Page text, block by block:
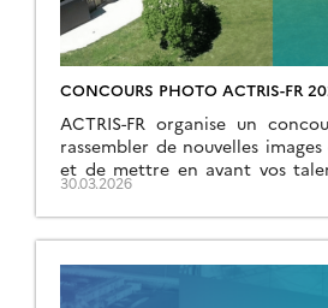
CONCOURS PHOTO ACTRIS-FR
ACTRIS-FR organise un
rassembler de nouvelles
et de mettre en avant vos
photographie. Les modalités
[…]
30.03.2026